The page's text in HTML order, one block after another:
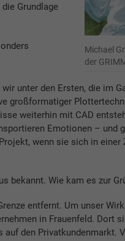
Grundlage
Michael
der
unter den Ersten, die im
großformatiger
weiterhin mit CAD
Emotionen – und
wenn sie sich in einer
bekannt. Wie kam es zur
entfernt. Um unser
in Frauenfeld. Dort
den Privatkundenmarkt.